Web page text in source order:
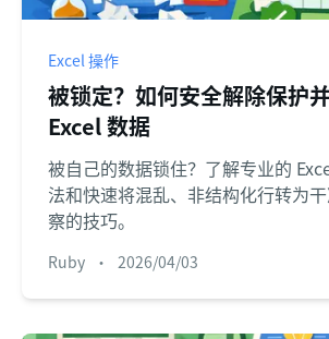
Excel 操作
被锁定？如何安全解除保护
Excel 数据
被自己的数据锁住？了解专业的
法和快速将混乱、非结构化行转为
察的技巧。
Ruby • 2026/04/03